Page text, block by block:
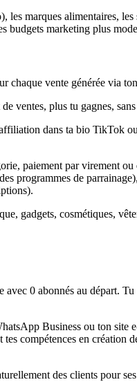
les marques alimentaires,
marketing plus
chaque vente générée via
ventes, plus tu gagnes,
dans ta bio TikTok
paiement par virement
programmes de
gadgets, cosmétiques,
0 abonnés au départ.
Business ou ton site
compétences en
des clients pour